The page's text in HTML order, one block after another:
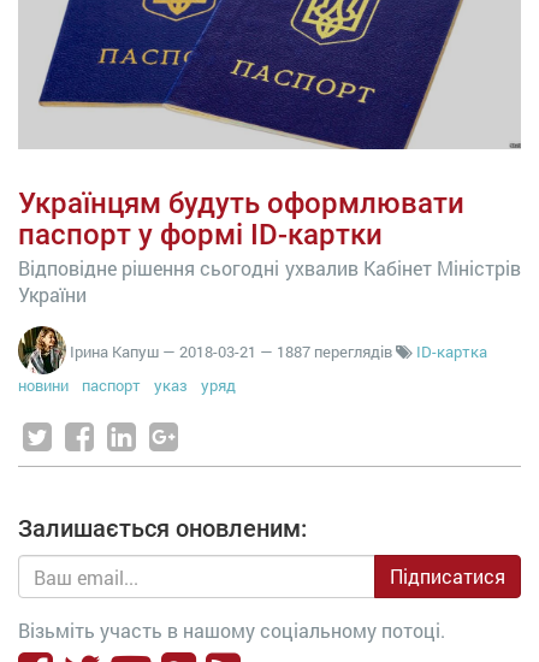
Українцям будуть оформлювати
паспорт у формі ID-картки
Відповідне рішення сьогодні ухвалив Кабінет Міністрів
України
Ірина Капуш — 2018-03-21 — 1887 переглядів
ID-картка
новини
паспорт указ уряд
Залишається оновленим:
Підписатися
Візьміть участь в нашому соціальному потоці.